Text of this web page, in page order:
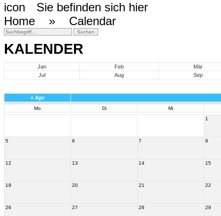
Sie befinden sich hier
Home » Calendar
KALENDER
Jan Feb
Mär
Jul
Aug Sep
« Apr
Mo Di
Mi
1
5 6 7 8
12 13 14 15
19 20 21 22
26 27 28 29